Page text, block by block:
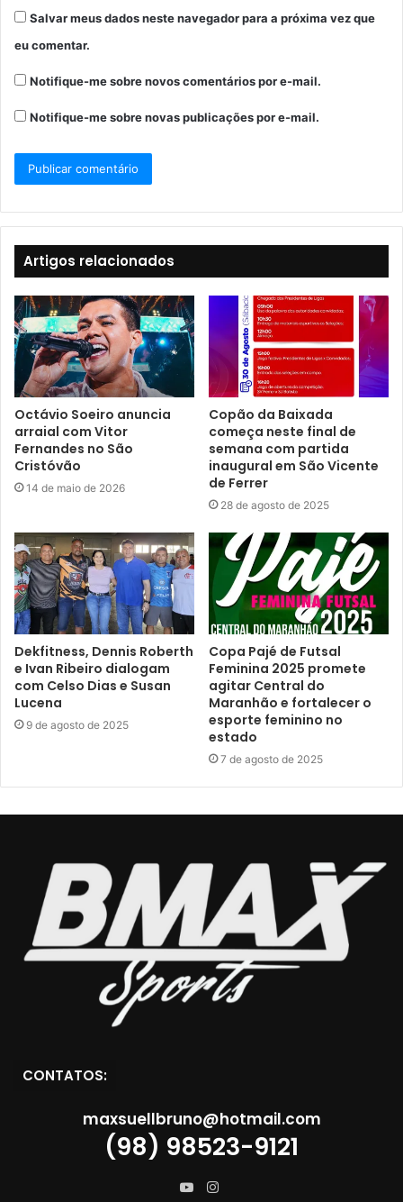
Salvar meus dados neste navegador para a próxima vez que
eu comentar.
Notifique-me sobre novos comentários por e-mail.
Notifique-me sobre novas publicações por e-mail.
Artigos relacionados
Octávio Soeiro anuncia
arraial com Vitor
Fernandes no São
Cristóvão
14 de maio de 2026
Copão da Baixada
começa neste final de
semana com partida
inaugural em São Vicente
de Ferrer
28 de agosto de 2025
Dekfitness, Dennis Roberth
e Ivan Ribeiro dialogam
com Celso Dias e Susan
Lucena
9 de agosto de 2025
Copa Pajé de Futsal
Feminina 2025 promete
agitar Central do
Maranhão e fortalecer o
esporte feminino no
estado
7 de agosto de 2025
CONTATOS:
maxsuellbruno@hotmail.com
(98) 98523-9121
Instagram